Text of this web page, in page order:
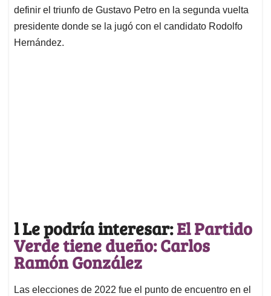
definir el triunfo de Gustavo Petro en la segunda vuelta
presidente donde se la jugó con el candidato Rodolfo
Hernández.
l Le podría interesar:El Partido
Verde tiene dueño: Carlos
Ramón González
Las elecciones de 2022 fue el punto de encuentro en el